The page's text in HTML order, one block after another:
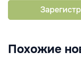
Похожие